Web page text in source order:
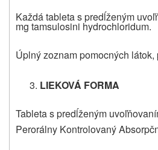
Každá tableta s predĺženým
mg tamsulosini hydrochloridum.
Úplný zoznam pomocných látok,
LIEKOVÁ FORMA
Tableta s predĺženým
Perorálny Kontrolovaný